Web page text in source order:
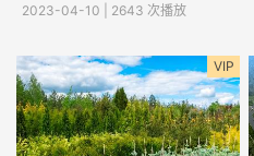
2023-04-10 | 2643 次播放
VIP